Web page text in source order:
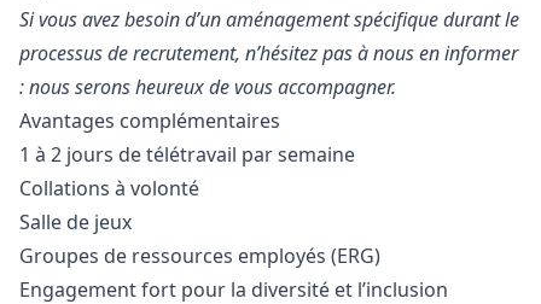
Si vous avez besoin d’un aménagement spécifique durant le
processus de recrutement, n’hésitez pas à nous en informer
: nous serons heureux de vous accompagner.
Avantages complémentaires
1 à 2 jours de télétravail par semaine
Collations à volonté
Salle de jeux
Groupes de ressources employés (ERG)
Engagement fort pour la diversité et l’inclusion